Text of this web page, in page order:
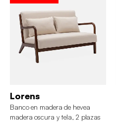
Lorens
Banco en madera de hevea
madera oscura y tela, 2 plazas